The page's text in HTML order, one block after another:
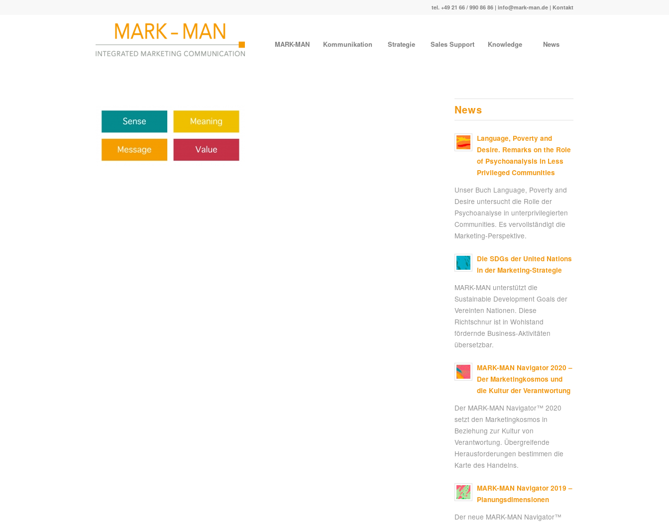
tel. +49 21 66 / 990 86 86 | info@mark-man.de | Kontakt
MARK-MAN Kommunikation Strategie Sales Support Knowledge News
News
Language, Poverty and
Desire. Remarks on the Role
of Psychoanalysis in Less
Privileged Communities
Unser Buch Language, Poverty and
Desire untersucht die Rolle der
Psychoanalyse in unterprivilegierten
Communities. Es vervollständigt die
Marketing-Perspektive.
Die SDGs der United Nations
in der Marketing-Strategie
MARK-MAN unterstützt die
Sustainable Development Goals der
Vereinten Nationen. Diese
Richtschnur ist in Wohlstand
fördernde Business-Aktivitäten
übersetzbar.
MARK-MAN Navigator 2020 –
Der Marketingkosmos und
die Kultur der Verantwortung
Der MARK-MAN Navigator™ 2020
setzt den Marketingkosmos in
Beziehung zur Kultur von
Verantwortung. Übergreifende
Herausforderungen bestimmen die
Karte des Handelns.
MARK-MAN Navigator 2019 –
Planungsdimensionen
Der neue MARK-MAN Navigator™